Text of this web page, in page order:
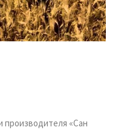
производителя «Сан